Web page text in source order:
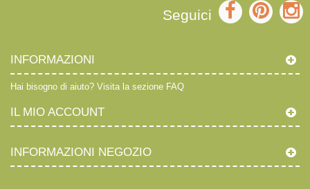
Seguici
INFORMAZIONI
Hai bisogno di aiuto? Visita la sezione FAQ
IL MIO ACCOUNT
INFORMAZIONI NEGOZIO